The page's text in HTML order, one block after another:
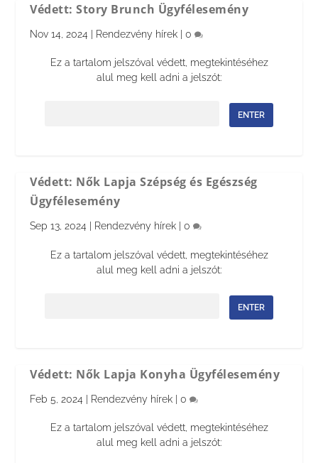
Védett: Story Brunch Ügyfélesemény
Nov 14, 2024 Rendezvény hírek |0
Ez a tartalom jelszóval védett, megtekintéséhez
alul meg kell adni a jelszót:
Védett: Nők Lapja Szépség és Egészség
Ügyfélesemény
Sep 13, 2024 Rendezvény hírek |0
Ez a tartalom jelszóval védett, megtekintéséhez
alul meg kell adni a jelszót:
Védett: Nők Lapja Konyha Ügyfélesemény
Feb 5, 2024 Rendezvény hírek |0
Ez a tartalom jelszóval védett, megtekintéséhez
alul meg kell adni a jelszót: